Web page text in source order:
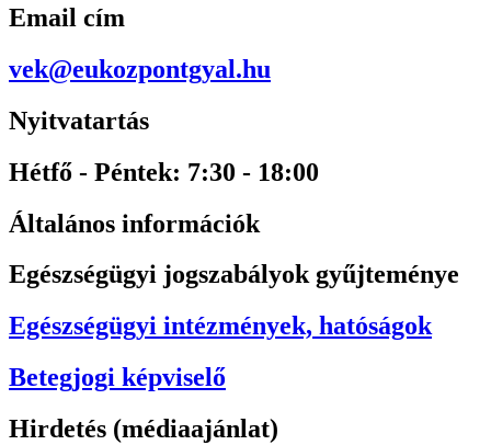
Email cím
vek@eukozpontgyal.hu
Nyitvatartás
Hétfő - Péntek: 7:30 - 18:00
Általános információk
Egészségügyi jogszabályok gyűjteménye
Egészségügyi intézmények, hatóságok
Betegjogi képviselő
Hirdetés (médiaajánlat)